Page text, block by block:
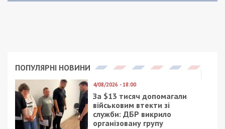
ПОПУЛЯРНІ НОВИНИ
4/08/2026 - 18:00
За $13 тисяч допомагали
військовим втекти зі
служби: ДБР викрило
організовану групу